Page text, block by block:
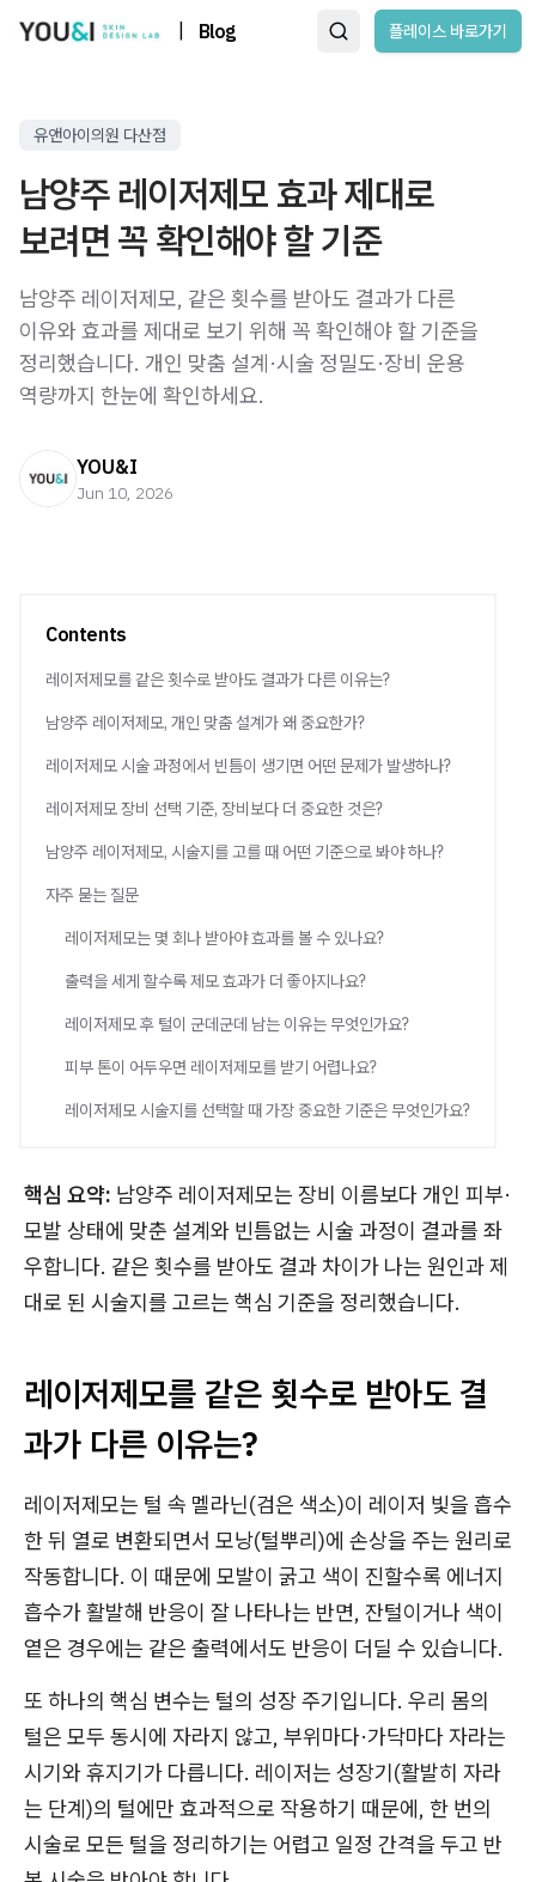
Blog 플레이스 바로가기
유앤아이의원 다산점
남양주 레이저제모 효과 제대로
보려면 꼭 확인해야 할 기준
남양주 레이저제모, 같은 횟수를 받아도 결과가 다른
이유와 효과를 제대로 보기 위해 꼭 확인해야 할 기준을
정리했습니다. 개인 맞춤 설계·시술 정밀도·장비 운용
역량까지 한눈에 확인하세요.
YOU&I
Jun 10, 2026
Contents
레이저제모를 같은 횟수로 받아도 결과가 다른 이유는?
남양주 레이저제모, 개인 맞춤 설계가 왜 중요한가?
레이저제모 시술 과정에서 빈틈이 생기면 어떤 문제가 발생하나?
레이저제모 장비 선택 기준, 장비보다 더 중요한 것은?
남양주 레이저제모, 시술지를 고를 때 어떤 기준으로 봐야 하나?
자주 묻는 질문
레이저제모는 몇 회나 받아야 효과를 볼 수 있나요?
출력을 세게 할수록 제모 효과가 더 좋아지나요?
레이저제모 후 털이 군데군데 남는 이유는 무엇인가요?
피부 톤이 어두우면 레이저제모를 받기 어렵나요?
레이저제모 시술지를 선택할 때 가장 중요한 기준은 무엇인가요?
핵심 요약: 남양주 레이저제모는 장비 이름보다 개인 피부·
모발 상태에 맞춘 설계와 빈틈없는 시술 과정이 결과를 좌
우합니다. 같은 횟수를 받아도 결과 차이가 나는 원인과 제
대로 된 시술지를 고르는 핵심 기준을 정리했습니다.
레이저제모를 같은 횟수로 받아도 결
과가 다른 이유는?
레이저제모는 털 속 멜라닌(검은 색소)이 레이저 빛을 흡수
한 뒤 열로 변환되면서 모낭(털뿌리)에 손상을 주는 원리로
작동합니다. 이 때문에 모발이 굵고 색이 진할수록 에너지
흡수가 활발해 반응이 잘 나타나는 반면, 잔털이거나 색이
옅은 경우에는 같은 출력에서도 반응이 더딜 수 있습니다.
또 하나의 핵심 변수는 털의 성장 주기입니다. 우리 몸의
털은 모두 동시에 자라지 않고, 부위마다·가닥마다 자라는
시기와 휴지기가 다릅니다. 레이저는 성장기(활발히 자라
는 단계)의 털에만 효과적으로 작용하기 때문에, 한 번의
시술로 모든 털을 정리하기는 어렵고 일정 간격을 두고 반